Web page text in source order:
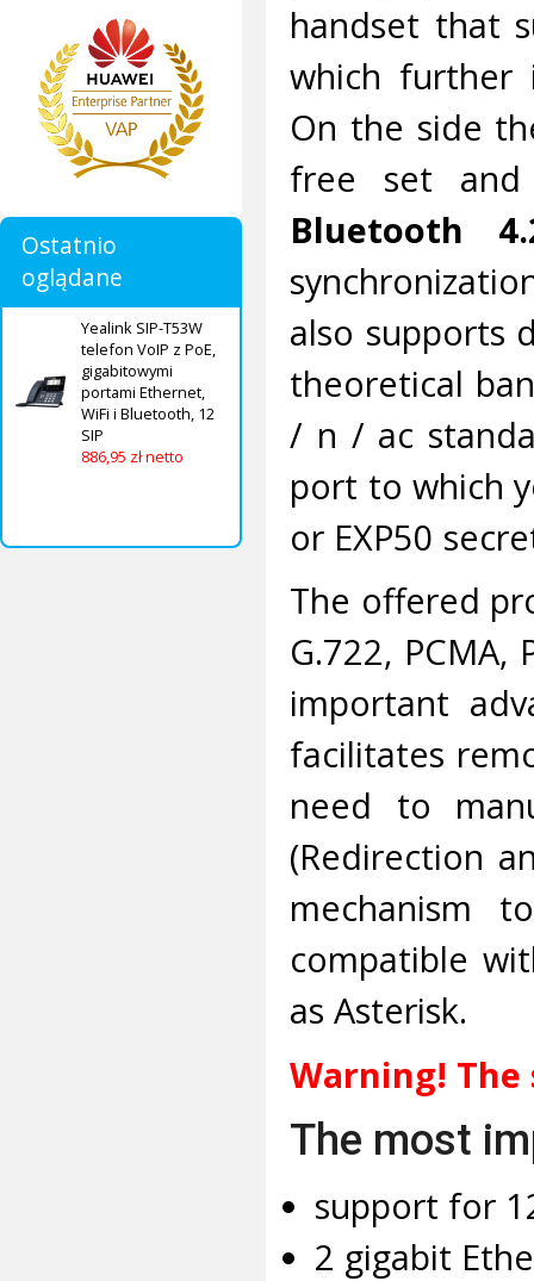
Ostatnio
oglądane
Yealink SIP-T53W
telefon VoIP z PoE,
gigabitowymi
portami Ethernet,
WiFi i Bluetooth, 12
SIP
886,95 zł netto
handset that
which further
On the side
free set and
Bluetooth
also supports
theoretical
/ n / ac
port to which
or EXP50
The offered
G.722, PCMA,
important
facilitates
need to
(Redirection
mechanism
compatible
as Asterisk.
Warning!
The most
support for
2 gigabit